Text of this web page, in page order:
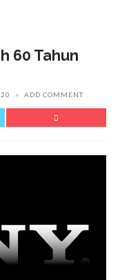
60 Tahun
ADD COMMENT